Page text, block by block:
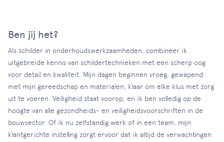
Ben jij het?
Als schilder in onderhoudswerkzaamheden, combineer ik
uitgebreide kennis van schildertechnieken met een scherp oog
voor detail en kwaliteit. Mijn dagen beginnen vroeg, gewapend
met mijn gereedschap en materialen, klaar om elke klus met zorg
uit te voeren. Veiligheid staat voorop, en ik ben volledig op de
hoogte van alle gezondheids- en veiligheidsvoorschriften in de
bouwsector. Of ik nu zelfstandig werk of in een team, mijn
klantgerichte instelling zorgt ervoor dat ik altijd de verwachtingen